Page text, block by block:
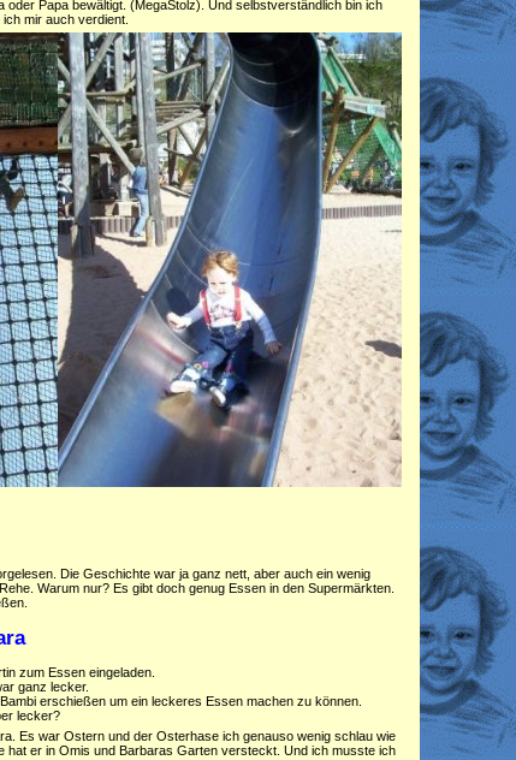
Papa bewältigt. (MegaStolz). Und selbstverständlich bin ich
mir auch verdient.
Die Geschichte war ja ganz nett, aber auch ein wenig
Warum nur? Es gibt doch genug Essen in den Supermärkten.
zum Essen eingeladen.
ganz lecker.
erschießen um ein leckeres Essen machen zu können.
lecker?
Es war Ostern und der Osterhase ich genauso wenig schlau wie
hat er in Omis und Barbaras Garten versteckt. Und ich musste ich